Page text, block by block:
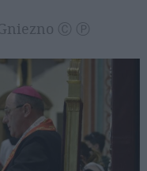
Ⓒ Ⓟ